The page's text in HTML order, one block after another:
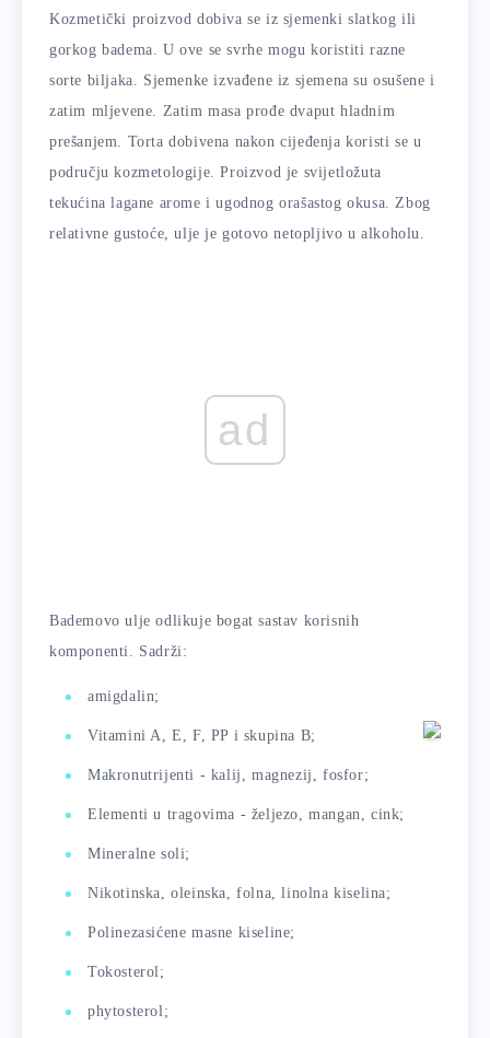
Kozmetički proizvod dobiva se iz sjemenki slatkog ili
gorkog badema. U ove se svrhe mogu koristiti razne
sorte biljaka. Sjemenke izvađene iz sjemena su osušene i
zatim mljevene. Zatim masa prođe dvaput hladnim
prešanjem. Torta dobivena nakon cijeđenja koristi se u
području kozmetologije. Proizvod je svijetložuta
tekućina lagane arome i ugodnog orašastog okusa. Zbog
relativne gustoće, ulje je gotovo netopljivo u alkoholu.
ad
Bademovo ulje odlikuje bogat sastav korisnih
komponenti. Sadrži:
amigdalin;
Vitamini A, E, F, PP i skupina B;
Makronutrijenti - kalij, magnezij, fosfor;
Elementi u tragovima - željezo, mangan, cink;
Mineralne soli;
Nikotinska, oleinska, folna, linolna kiselina;
Polinezasićene masne kiseline;
Tokosterol;
phytosterol;